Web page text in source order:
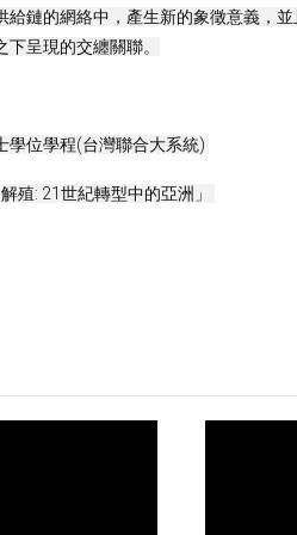
鏈的網絡中，產生新的象徵意義，
呈現的交纏關聯。
學位學程(台灣聯合大系統)
殖: 21世紀轉型中的亞洲」